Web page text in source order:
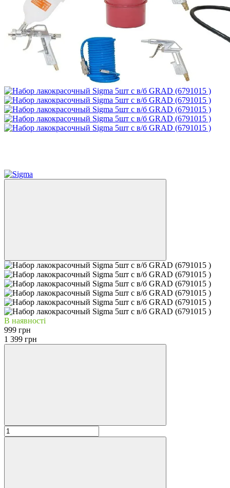
В наявності
999 грн
1 399 грн